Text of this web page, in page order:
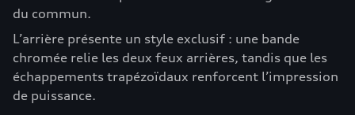
du commun.
L’arrière présente un style exclusif : une bande
chromée relie les deux feux arrières, tandis que les
échappements trapézoïdaux renforcent l’impression
de puissance.